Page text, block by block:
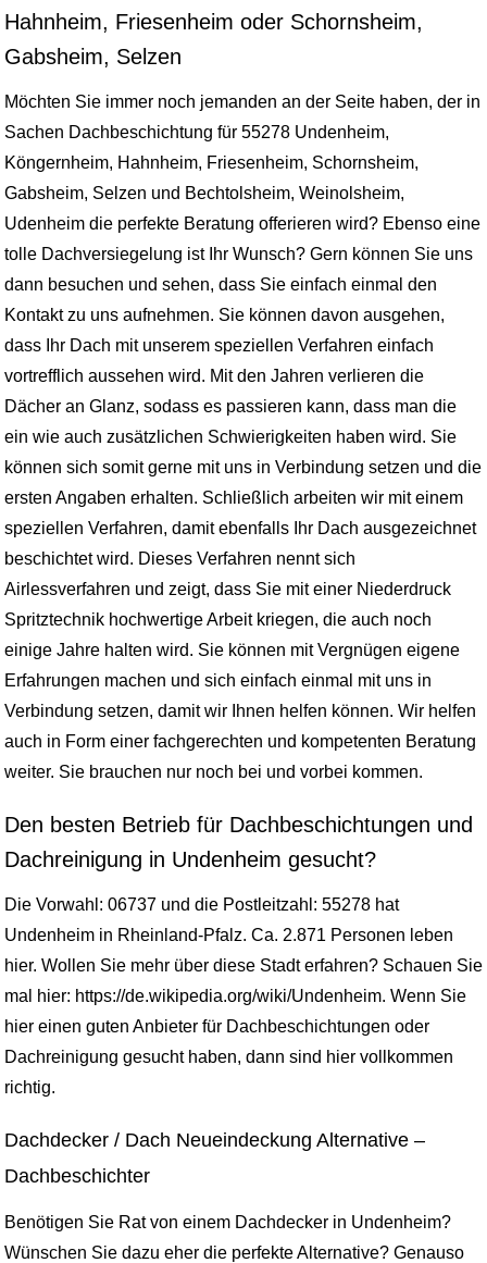
Hahnheim, Friesenheim oder Schornsheim,
Gabsheim, Selzen
Möchten Sie immer noch jemanden an der Seite haben, der in
Sachen Dachbeschichtung für 55278 Undenheim,
Köngernheim, Hahnheim, Friesenheim, Schornsheim,
Gabsheim, Selzen und Bechtolsheim, Weinolsheim,
Udenheim die perfekte Beratung offerieren wird? Ebenso eine
tolle Dachversiegelung ist Ihr Wunsch? Gern können Sie uns
dann besuchen und sehen, dass Sie einfach einmal den
Kontakt zu uns aufnehmen. Sie können davon ausgehen,
dass Ihr Dach mit unserem speziellen Verfahren einfach
vortrefflich aussehen wird. Mit den Jahren verlieren die
Dächer an Glanz, sodass es passieren kann, dass man die
ein wie auch zusätzlichen Schwierigkeiten haben wird. Sie
können sich somit gerne mit uns in Verbindung setzen und die
ersten Angaben erhalten. Schließlich arbeiten wir mit einem
speziellen Verfahren, damit ebenfalls Ihr Dach ausgezeichnet
beschichtet wird. Dieses Verfahren nennt sich
Airlessverfahren und zeigt, dass Sie mit einer Niederdruck
Spritztechnik hochwertige Arbeit kriegen, die auch noch
einige Jahre halten wird. Sie können mit Vergnügen eigene
Erfahrungen machen und sich einfach einmal mit uns in
Verbindung setzen, damit wir Ihnen helfen können. Wir helfen
auch in Form einer fachgerechten und kompetenten Beratung
weiter. Sie brauchen nur noch bei und vorbei kommen.
Den besten Betrieb für Dachbeschichtungen und
Dachreinigung in Undenheim gesucht?
Die Vorwahl: 06737 und die Postleitzahl: 55278 hat
Undenheim in Rheinland-Pfalz. Ca. 2.871 Personen leben
hier. Wollen Sie mehr über diese Stadt erfahren? Schauen Sie
mal hier: https://de.wikipedia.org/wiki/Undenheim. Wenn Sie
hier einen guten Anbieter für Dachbeschichtungen oder
Dachreinigung gesucht haben, dann sind hier vollkommen
richtig.
Dachdecker / Dach Neueindeckung Alternative –
Dachbeschichter
Benötigen Sie Rat von einem Dachdecker in Undenheim?
Wünschen Sie dazu eher die perfekte Alternative? Genauso